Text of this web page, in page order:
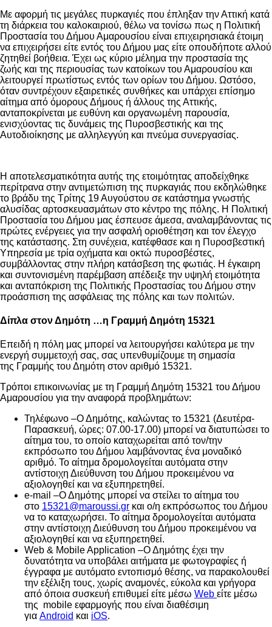
Με αφορμή τις μεγάλες πυρκαγιές που έπληξαν την Αττική κατά
τη διάρκεια του καλοκαιριού, θέλω να τονίσω πως η Πολιτική
Προστασία του Δήμου Αμαρουσίου είναι επιχειρησιακά έτοιμη
να επιχειρήσει είτε εντός του Δήμου μας είτε οπουδήποτε αλλού
ζητηθεί βοήθεια. Έχει ως κύριο μέλημα την προστασία της
ζωής και της περιουσίας των κατοίκων του Αμαρουσίου και
λειτουργεί πρωτίστως εντός των ορίων του Δήμου. Ωστόσο,
όταν συντρέχουν εξαιρετικές συνθήκες και υπάρχει επίσημο
αίτημα από όμορους Δήμους ή άλλους της Αττικής,
ανταποκρίνεται με ευθύνη και οργανωμένη παρουσία,
ενισχύοντας τις δυνάμεις της Πυροσβεστικής και της
Αυτοδιοίκησης με αλληλεγγύη και πνεύμα συνεργασίας.
Η αποτελεσματικότητα αυτής της ετοιμότητας αποδείχθηκε
περίτρανα στην αντιμετώπιση της πυρκαγιάς που εκδηλώθηκε
το βράδυ της Τρίτης 19 Αυγούστου σε κατάστημα γνωστής
αλυσίδας αρτοσκευασμάτων στο κέντρο της πόλης. Η Πολιτική
Προστασία του Δήμου μας έσπευσε άμεσα, αναλαμβάνοντας τις
πρώτες ενέργειες για την ασφαλή οριοθέτηση και τον έλεγχο
της κατάστασης. Στη συνέχεια, κατέφθασε και η Πυροσβεστική
Υπηρεσία με τρία οχήματα και οκτώ πυροσβέστες,
συμβάλλοντας στην πλήρη κατάσβεση της φωτιάς. Η έγκαιρη
και συντονισμένη παρέμβαση απέδειξε την υψηλή ετοιμότητα
και ανταπόκριση της Πολιτικής Προστασίας του Δήμου στην
προάσπιση της ασφάλειας της πόλης και των πολιτών.
Δίπλα στον Δημότη …η Γραμμή Δημότη 15321
Επειδή η πόλη μας μπορεί να λειτουργήσει καλύτερα με την
ενεργή συμμετοχή σας, σας υπενθυμίζουμε τη σημασία
της Γραμμής του Δημότη στον αριθμό 15321.
Τρόποι επικοινωνίας με τη Γραμμή Δημότη 15321 του Δήμου
Αμαρουσίου για την αναφορά προβλημάτων:
Τηλέφωνο –Ο Δημότης, καλώντας το 15321 (Δευτέρα-
Παρασκευή, ώρες: 07.00-17.00) μπορεί να διατυπώσει το
αίτημα του, το οποίο καταχωρείται από τον/την
εκπρόσωπο του Δήμου λαμβάνοντας ένα μοναδικό
αριθμό. Το αίτημα δρομολογείται αυτόματα στην
αντίστοιχη Διεύθυνση του Δήμου προκειμένου να
αξιολογηθεί και να εξυπηρετηθεί.
e-mail –Ο Δημότης μπορεί να στείλει το αίτημα του
στο 15321@maroussi.gr και ο/η εκπρόσωπος του Δήμου
να το καταχωρήσει. Το αίτημα δρομολογείται αυτόματα
στην αντίστοιχη Διεύθυνση του Δήμου προκειμένου να
αξιολογηθεί και να εξυπηρετηθεί.
Web & Mobile Application –Ο Δημότης έχει την
δυνατότητα να υποβάλει αιτήματα με φωτογραφίες ή
έγγραφα με αυτόματο εντοπισμό θέσης, να παρακολουθεί
την εξέλιξη τους, χωρίς αναμονές, εύκολα και γρήγορα
από όποια συσκευή επιθυμεί είτε μέσω Web είτε μέσω
της mobile εφαρμογής που είναι διαθέσιμη
για Android και iOS.